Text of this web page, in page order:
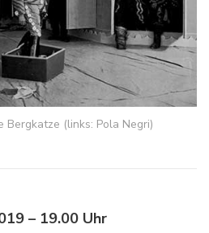
Bergkatze (links: Pola Negri)
– 19.00 Uhr